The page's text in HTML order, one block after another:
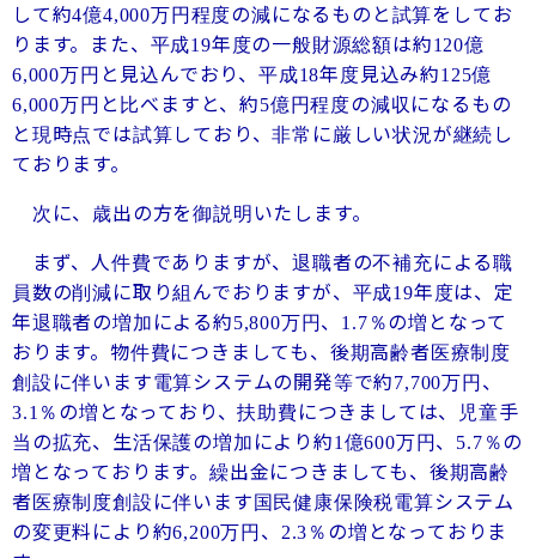
して約4億4,000万円程度の減になるものと試算をしてお
ります。また、平成19年度の一般財源総額は約120億
6,000万円と見込んでおり、平成18年度見込み約125億
6,000万円と比べますと、約5億円程度の減収になるもの
と現時点では試算しており、非常に厳しい状況が継続し
ております。
次に、歳出の方を御説明いたします。
まず、人件費でありますが、退職者の不補充による職
員数の削減に取り組んでおりますが、平成19年度は、定
年退職者の増加による約5,800万円、 1.7 ％の増となって
おります。物件費につきましても、後期高齢者医療制度
創設に伴います電算システムの開発等で約7,700万円、
3.1 ％の増となっており、扶助費につきましては、児童手
当の拡充、生活保護の増加により約1 億600万円、 5.7 ％の
増となっております。繰出金につきましても、後期高齢
者医療制度創設に伴います国民健康保険税電算システム
の変更料により約6,200万円、 2.3 ％の増となっておりま